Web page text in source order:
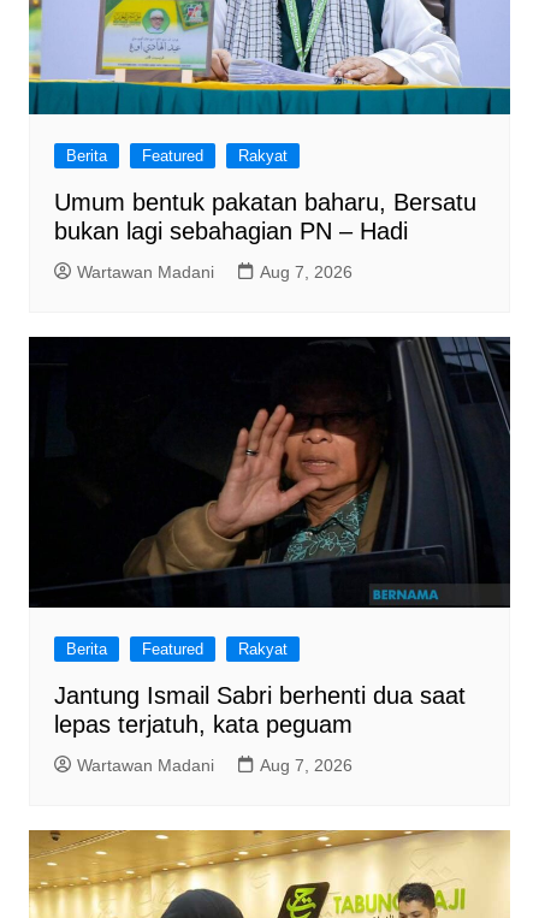
Berita Featured Rakyat
Umum bentuk pakatan baharu, Bersatu
bukan lagi sebahagian PN – Hadi
Wartawan Madani Aug 7, 2026
Berita Featured Rakyat
Jantung Ismail Sabri berhenti dua saat
lepas terjatuh, kata peguam
Wartawan Madani Aug 7, 2026